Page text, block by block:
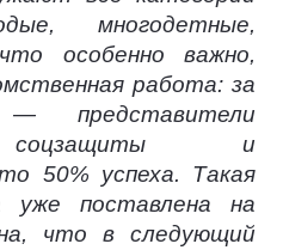
многодетные,
особенно важно,
работа: за
представители
соцзащиты и
50% успеха. Такая
уже поставлена на
что в следующий